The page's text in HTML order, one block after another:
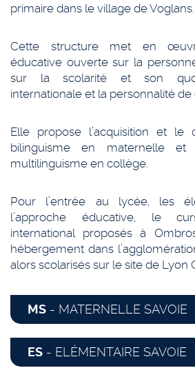
primaire dans le village de Voglans.
Cette structure met en
éducative ouverte sur la
sur la scolarité et son
internationale et la personnalité de
Elle propose l’acquisition et le
bilinguisme en maternelle
multilinguisme en collège.
Pour l’entrée au lycée, les
l’approche éducative, le
international proposés à
hébergement dans
alors scolarisés sur le site de Lyon
MS - MATERNELLE SAVOIE
ES - ELÉMENTAIRE SAVOIE